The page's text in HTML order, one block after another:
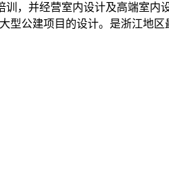
，并经营室内设计及高端室内
型公建项目的设计。是浙江地